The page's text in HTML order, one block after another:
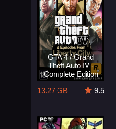
GTA 4 / Grand
Theft Auto IV -
Complete Edition
13.27 GB
9.5